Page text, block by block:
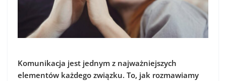
Komunikacja jest jednym z najważniejszych
elementów każdego związku. To, jak rozmawiamy